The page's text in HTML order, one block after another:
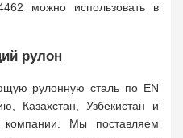
можно использовать в
рулон
рулонную сталь по EN
Казахстан, Узбекистан и
Мы поставляем